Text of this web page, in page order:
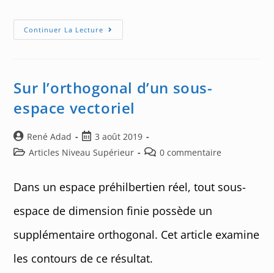
Continuer La Lecture Comment
Caractériser
Sur l’orthogonal d’un sous-
espace vectoriel
Auteur/autrice
de
René Adad
Post
published:
3 août 2019
PostArticles Niveau Supérieur
Post0 commentaire
Dans un espace préhilbertien réel, tout sous-
espace de dimension finie possède un
supplémentaire orthogonal. Cet article examine
les contours de ce résultat.